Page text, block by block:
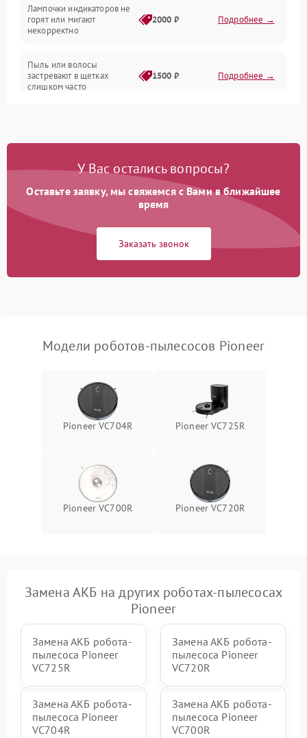
Батарея
Программные сбои
Лампочки индикаторов не
горят или мигают
некорректно
2000 ₽ Подробнее →
Пыль или волосы
застревают в щетках
слишком часто
1500 ₽ Подробнее →
У Вас остались вопросы?
Оставьте заявку, мы свяжемся с Вами в ближайшее
время
Заказать звонок
Модели роботов-пылесосов Pioneer
Pioneer VC704R Pioneer VC725R
Pioneer VC700R Pioneer VC720R
Замена АКБ на других роботах-пылесосах
Pioneer
Замена АКБ робота-
пылесоса Pioneer
VC725R
Замена АКБ робота-
пылесоса Pioneer
VC720R
Замена АКБ робота-
пылесоса Pioneer
VC704R
Замена АКБ робота-
пылесоса Pioneer
VC700R